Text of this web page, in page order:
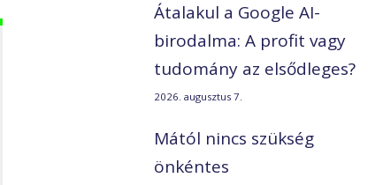
Átalakul a Google AI-
birodalma: A profit vagy
tudomány az elsődleges?
2026. augusztus 7.
Mától nincs szükség
önkéntes